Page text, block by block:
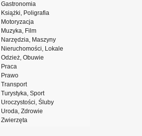
Gastronomia
Książki, Poligrafia
Motoryzacja
Muzyka, Film
Narzędzia, Maszyny
Nieruchomości, Lokale
Odzież, Obuwie
Praca
Prawo
Transport
Turystyka, Sport
Uroczystości, Śluby
Uroda, Zdrowie
Zwierzęta